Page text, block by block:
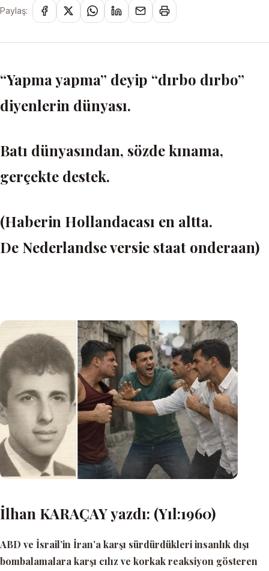
Paylaş:
“Yapma yapma” deyip “dırbo dırbo”
diyenlerin dünyası.
Batı dünyasından, sözde kınama,
gerçekte destek.
(Haberin Hollandacası en altta.
De Nederlandse versie staat onderaan)
İlhan KARAÇAY yazdı: (Yıl:1960)
ABD ve İsrail’in İran’a karşı sürdürdükleri insanlık dışı
bombalamalara karşı cılız ve korkak reaksiyon gösteren